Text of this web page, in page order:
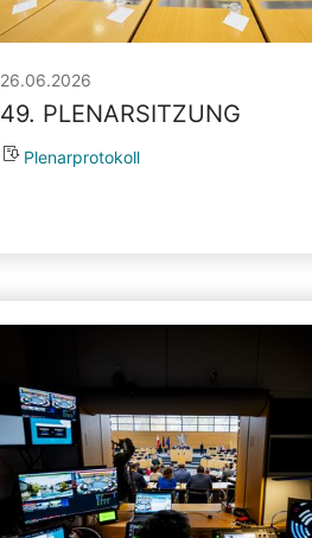
26.06.2026
49. PLENARSITZUNG
Plenarprotokoll